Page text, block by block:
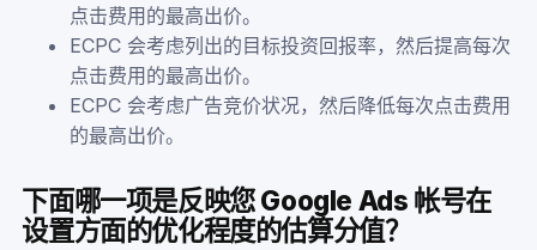
点击费用的最高出价。
ECPC 会考虑列出的目标投资回报率，然后提高每次
点击费用的最高出价。
ECPC 会考虑广告竞价状况，然后降低每次点击费用
的最高出价。
下面哪一项是反映您 Google Ads 帐号在
设置方面的优化程度的估算分值？